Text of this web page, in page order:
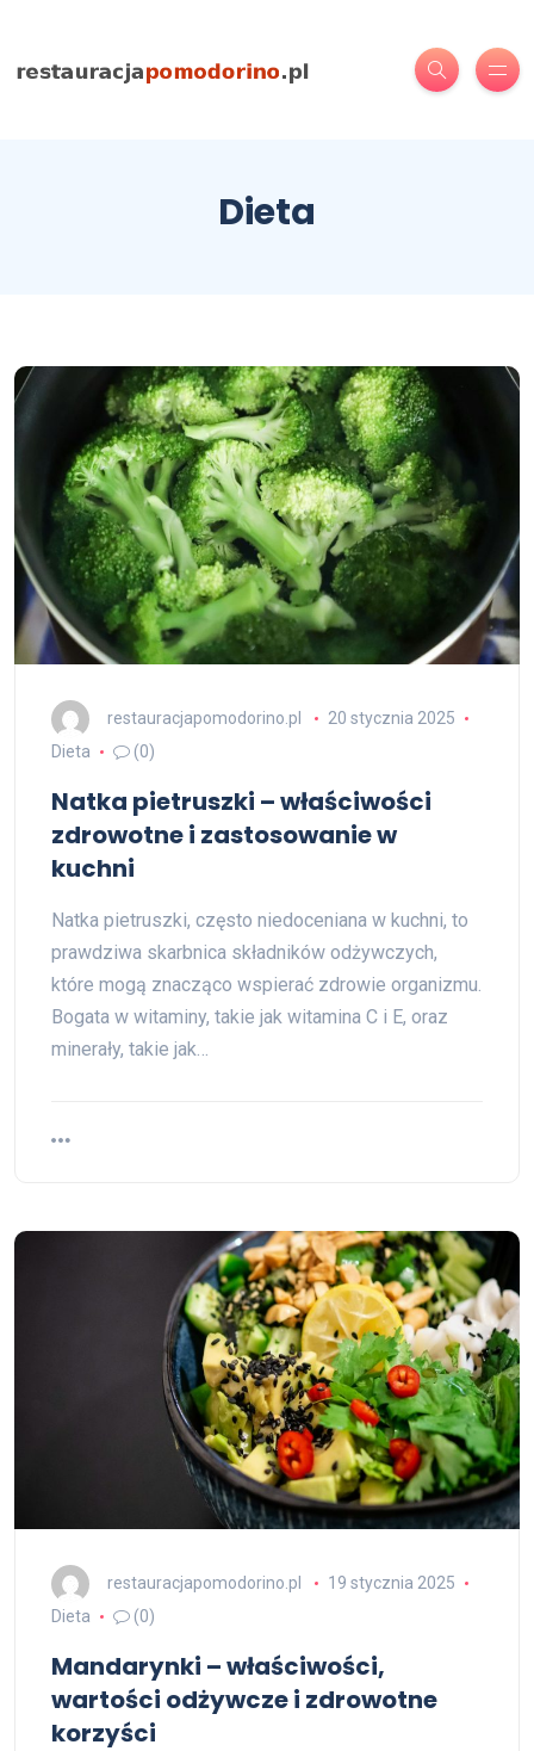
Dieta
restauracjapomodorino.pl
20 stycznia 2025
Dieta
(0)
Natka pietruszki – właściwości
zdrowotne i zastosowanie w
kuchni
Natka pietruszki, często niedoceniana w kuchni, to
prawdziwa skarbnica składników odżywczych,
które mogą znacząco wspierać zdrowie organizmu.
Bogata w witaminy, takie jak witamina C i E, oraz
minerały, takie jak…
restauracjapomodorino.pl
19 stycznia 2025
Dieta
(0)
Mandarynki – właściwości,
wartości odżywcze i zdrowotne
korzyści